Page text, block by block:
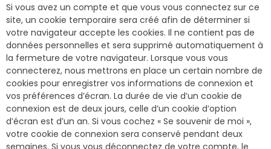
Si vous avez un compte et que vous vous connectez sur ce
site, un cookie temporaire sera créé afin de déterminer si
votre navigateur accepte les cookies. Il ne contient pas de
données personnelles et sera supprimé automatiquement à
la fermeture de votre navigateur. Lorsque vous vous
connecterez, nous mettrons en place un certain nombre de
cookies pour enregistrer vos informations de connexion et
vos préférences d’écran. La durée de vie d’un cookie de
connexion est de deux jours, celle d’un cookie d’option
d’écran est d’un an. Si vous cochez « Se souvenir de moi »,
votre cookie de connexion sera conservé pendant deux
semaines. Si vous vous déconnectez de votre compte, le